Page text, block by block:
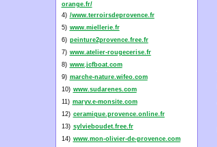
orange.fr/
4) /www.terroirsdeprovence.fr
5) www.miellerie.fr
6) peinture2provence.free.fr
7) www.atelier-rougecerise.fr
8) www.jcfboat.com
9) marche-nature.wifeo.com
10) www.sudarenes.com
11) maryv.e-monsite.com
12) ceramique.provence.online.fr
13) sylvieboudet.free.fr
14) www.mon-olivier-de-provence.com